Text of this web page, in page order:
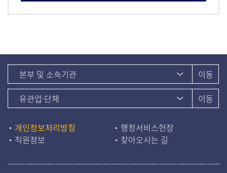
개인정보처리방침
행정서비스헌장
직원정보
찾아오시는 길